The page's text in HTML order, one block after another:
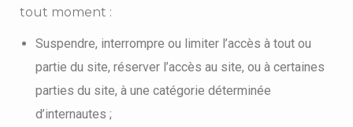
tout moment :
Suspendre, interrompre ou limiter l’accès à tout ou
partie du site, réserver l’accès au site, ou à certaines
parties du site, à une catégorie déterminée
d’internautes ;